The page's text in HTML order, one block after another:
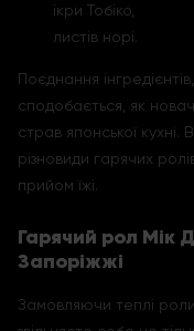
ікри Тобіко,
листів норі.
Поєднання
сподобається, як
страв японської
різновиди гарячих
прийом їжі.
Гарячий рол Мік
Запоріжжі
Замовляючи теплі роли